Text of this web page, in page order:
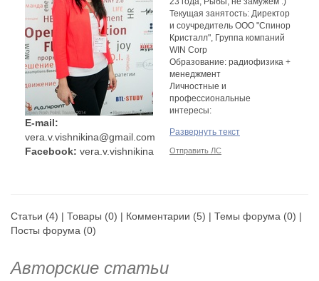
E-mail:
vera.v.vishnikina@gmail.com
Facebook: vera.v.vishnikina
Текущая занятость: Директор
и соучредитель ООО "Спинор
Кристалл", Группа компаний
WIN Corp
Образование: радиофизика +
менеджмент
Личностные и
профессиональные
интересы:
жизни: подходы,
инструменты, техники и т.д.
журналистика: написание
Развернуть текст
Отправить ЛС
Статьи (4) | Товары (0) | Комментарии (5) | Темы форума (0) |
Посты форума (0)
Авторские статьи